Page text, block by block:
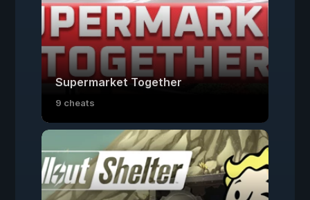
Supermarket Together
9 cheats